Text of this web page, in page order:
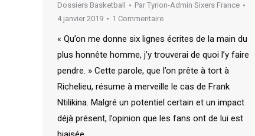
Dossiers Basketball Par Tyrion-Admin Sixers France
4 janvier 2019
1 Commentaire
« Qu’on me donne six lignes écrites de la main du
plus honnête homme, j’y trouverai de quoi l’y faire
pendre. » Cette parole, que l’on prête à tort à
Richelieu, résume à merveille le cas de Frank
Ntilikina. Malgré un potentiel certain et un impact
déjà présent, l’opinion que les fans ont de lui est